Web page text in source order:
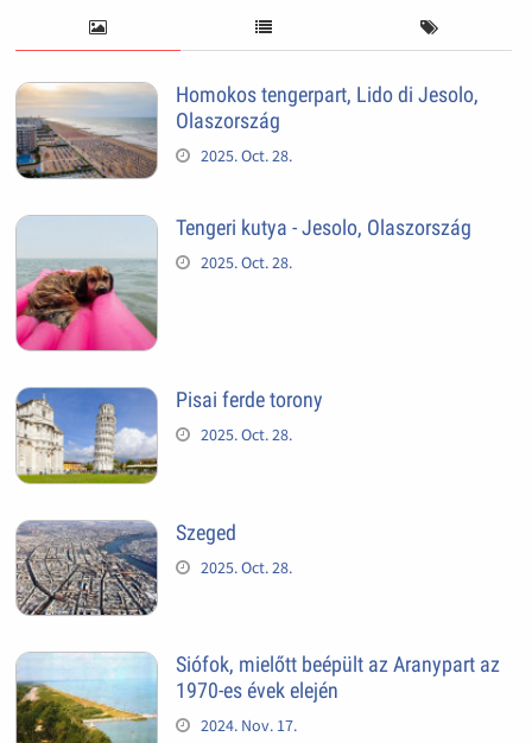
Homokos tengerpart, Lido di Jesolo,
Olaszország
2025. Oct. 28.
Tengeri kutya - Jesolo, Olaszország
2025. Oct. 28.
Pisai ferde torony
2025. Oct. 28.
Szeged
2025. Oct. 28.
Siófok, mielőtt beépült az Aranypart az
1970-es évek elején
2024. Nov. 17.